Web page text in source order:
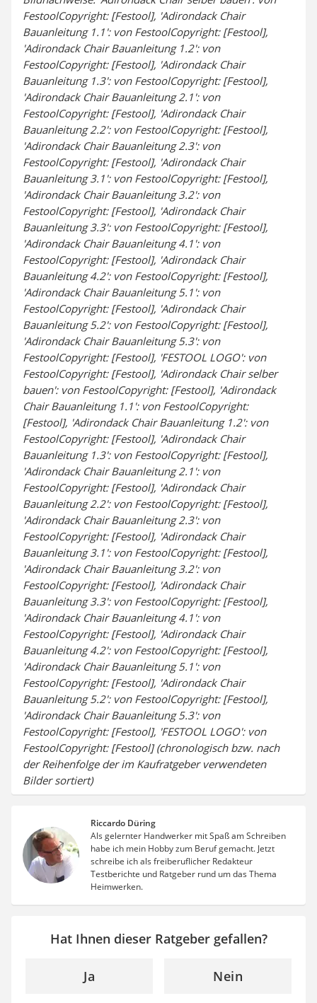
FestoolCopyright: [Festool], 'Adirondack Chair
Bauanleitung 1.1': von FestoolCopyright: [Festool],
'Adirondack Chair Bauanleitung 1.2': von
FestoolCopyright: [Festool], 'Adirondack Chair
Bauanleitung 1.3': von FestoolCopyright: [Festool],
'Adirondack Chair Bauanleitung 2.1': von
FestoolCopyright: [Festool], 'Adirondack Chair
Bauanleitung 2.2': von FestoolCopyright: [Festool],
'Adirondack Chair Bauanleitung 2.3': von
FestoolCopyright: [Festool], 'Adirondack Chair
Bauanleitung 3.1': von FestoolCopyright: [Festool],
'Adirondack Chair Bauanleitung 3.2': von
FestoolCopyright: [Festool], 'Adirondack Chair
Bauanleitung 3.3': von FestoolCopyright: [Festool],
'Adirondack Chair Bauanleitung 4.1': von
FestoolCopyright: [Festool], 'Adirondack Chair
Bauanleitung 4.2': von FestoolCopyright: [Festool],
'Adirondack Chair Bauanleitung 5.1': von
FestoolCopyright: [Festool], 'Adirondack Chair
Bauanleitung 5.2': von FestoolCopyright: [Festool],
'Adirondack Chair Bauanleitung 5.3': von
FestoolCopyright: [Festool], 'FESTOOL LOGO': von
FestoolCopyright: [Festool], 'Adirondack Chair selber
bauen': von FestoolCopyright: [Festool], 'Adirondack
Chair Bauanleitung 1.1': von FestoolCopyright:
[Festool], 'Adirondack Chair Bauanleitung 1.2': von
FestoolCopyright: [Festool], 'Adirondack Chair
Bauanleitung 1.3': von FestoolCopyright: [Festool],
'Adirondack Chair Bauanleitung 2.1': von
FestoolCopyright: [Festool], 'Adirondack Chair
Bauanleitung 2.2': von FestoolCopyright: [Festool],
'Adirondack Chair Bauanleitung 2.3': von
FestoolCopyright: [Festool], 'Adirondack Chair
Bauanleitung 3.1': von FestoolCopyright: [Festool],
'Adirondack Chair Bauanleitung 3.2': von
FestoolCopyright: [Festool], 'Adirondack Chair
Bauanleitung 3.3': von FestoolCopyright: [Festool],
'Adirondack Chair Bauanleitung 4.1': von
FestoolCopyright: [Festool], 'Adirondack Chair
Bauanleitung 4.2': von FestoolCopyright: [Festool],
'Adirondack Chair Bauanleitung 5.1': von
FestoolCopyright: [Festool], 'Adirondack Chair
Bauanleitung 5.2': von FestoolCopyright: [Festool],
'Adirondack Chair Bauanleitung 5.3': von
FestoolCopyright: [Festool], 'FESTOOL LOGO': von
FestoolCopyright: [Festool] (chronologisch bzw. nach
der Reihenfolge der im Kaufratgeber verwendeten
Bilder sortiert)
Riccardo Düring
Als gelernter Handwerker mit Spaß am Schreiben
habe ich mein Hobby zum Beruf gemacht. Jetzt
schreibe ich als freiberuflicher Redakteur
Testberichte und Ratgeber rund um das Thema
Heimwerken.
Hat Ihnen dieser Ratgeber gefallen?
Ja Nein